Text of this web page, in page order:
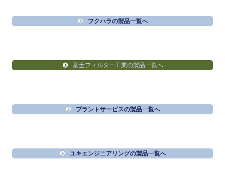
フクハラの製品一覧へ
富士フィルター工業の製品一覧へ
プラントサービスの製品一覧へ
ユキエンジニアリングの製品一覧へ